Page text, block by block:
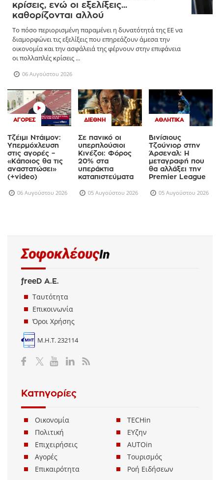
κρίσεις, ενώ οι εξελίξεις...
καθορίζονται αλλού
Το πόσο περιορισμένη παραμένει η δυνατότητά της ΕΕ να
διαμορφώνει τις εξελίξεις που επηρεάζουν άμεσα την
οικονομία και την ασφάλειά της φέρνουν στην επιφάνεια
οι πολλαπλές κρίσεις ...
06 Αυγούστου 2026
ΑΓΟΡΈΣ
Τζέιμι Ντάιμον:
Υπερμόχλευση
στις αγορές –
«Κάποιος θα τις
αναστατώσει»
(+video)
06 Αυγούστου 2026
ΔΙΕΘΝΉ
Σε πανικό οι
υπερπλούσιοι
Κινέζοι: Φόρος
20% στα
υπεράκτια
καταπιστεύματα
05 Αυγούστου 2026
ΑΘΛΗΤΙΚΆ
Βινίσιους
Τζούνιορ στην
Άρσεναλ: Η
μεταγραφή που
θα αλλάξει την
Premier League
05 Αυγούστου 2026
freeD Α.Ε.
Ταυτότητα
Επικοινωνία
Όροι Χρήσης
Μ.Η.Τ. 232114
Κατηγορίες
Οικονομία
Πολιτική
Επιχειρήσεις
Αγορές
Επικαιρότητα
TECHin
ΕΥζην
AUTOin
Τουρισμός
Ροή Ειδήσεων